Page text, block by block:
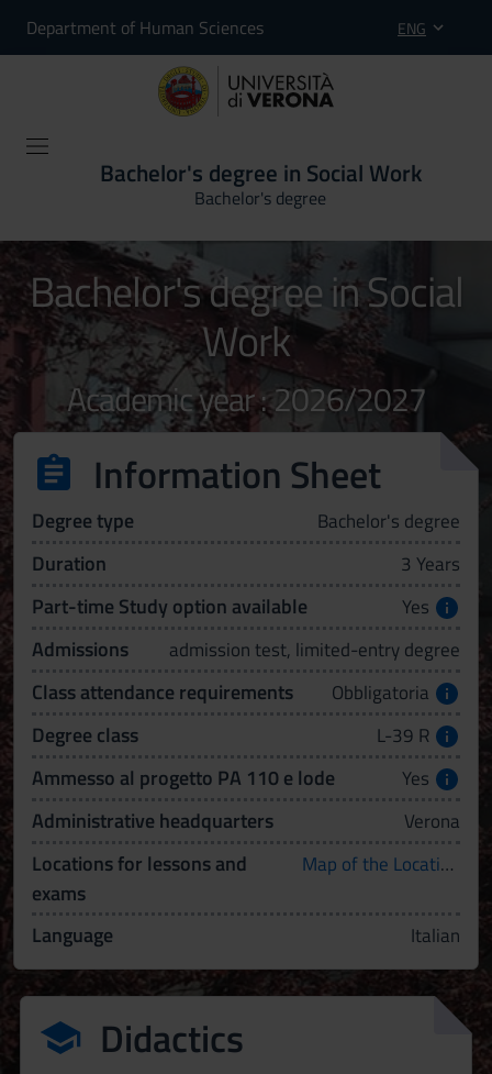
Department of Human Sciences ENG
Bachelor's degree in Social Work
Bachelor's degree
Bachelor's degree in Social
Work
Academic year : 2026/2027
Information Sheet
Degree type Bachelor's degree
Duration 3 Years
Part-time Study option available Yes
Admissions admission test, limited-entry degree
Class attendance requirements Obbligatoria
Degree class L-39 R
Ammesso al progetto PA 110 e lode Yes
Administrative headquarters Verona
Locations for lessons and
exams
Map of the Locations
Language Italian
Didactics